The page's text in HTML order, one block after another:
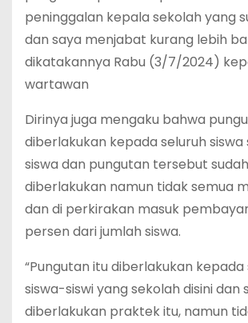
peninggalan kepala sekolah yang
dan saya menjabat kurang lebih
dikatakannya Rabu (3/7/2024)
wartawan
Dirinya juga mengaku bahwa
diberlakukan kepada seluruh siswa
siswa dan pungutan tersebut
diberlakukan namun tidak semua
dan di perkirakan masuk
persen dari jumlah siswa.
“Pungutan itu diberlakukan kepada
siswa-siswi yang sekolah disini dan
diberlakukan praktek itu, namun